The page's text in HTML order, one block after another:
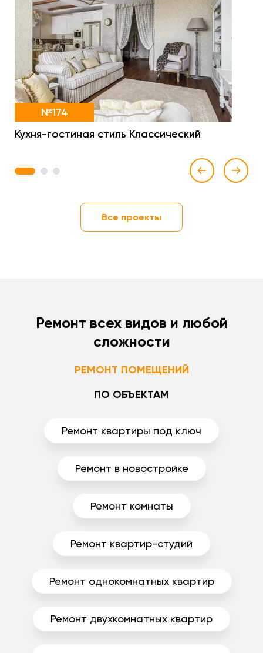
№174
Кухня-гостиная стиль Классический
1 2 3
Все проекты
Ремонт всех видов и любой
сложности
РЕМОНТ ПОМЕЩЕНИЙ
ПО ОБЪЕКТАМ
Ремонт квартиры под ключ
Ремонт в новостройке
Ремонт комнаты
Ремонт квартир-студий
Ремонт однокомнатных квартир
Ремонт двухкомнатных квартир